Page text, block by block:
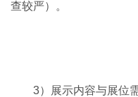
查较严）。
3）展示内容与展位